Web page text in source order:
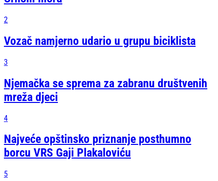
2
Vozač namjerno udario u grupu biciklista
3
Njemačka se sprema za zabranu društvenih
mreža djeci
4
Najveće opštinsko priznanje posthumno
borcu VRS Gaji Plakaloviću
5